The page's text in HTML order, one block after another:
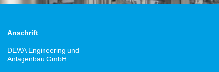
Anschrift
DEWA Engineering und
Anlagenbau GmbH